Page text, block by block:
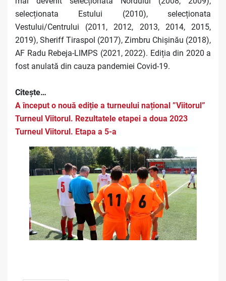
selecționata Estului (2010), selecționata
Vestului/Centrului (2011, 2012, 2013, 2014, 2015,
2019), Sheriff Tiraspol (2017), Zimbru Chișinău (2018),
AF Radu Rebeja-LIMPS (2021, 2022). Ediția din 2020 a
fost anulată din cauza pandemiei Covid-19.
Citește…
A început o nouă ediție a turneului național ”Viitorul”
Turneul Viitorul. Rezultatele etapei a doua 2023
Turneul Viitorul. Etapa a 5-a